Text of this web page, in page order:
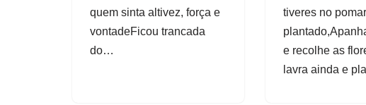
quem sinta altivez, força e
vontadeFicou trancada
do…
tiveres no pomar
e recolhe as
lavra ainda e